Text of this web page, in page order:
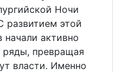
Ночи
развитием этой
начали активно
ряды, превращая
власти. Именно